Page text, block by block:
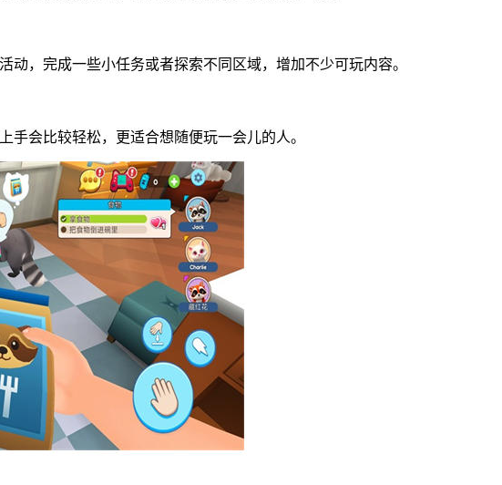
动，完成一些小任务或者探索不同区域，增加不少可玩内容。
手会比较轻松，更适合想随便玩一会儿的人。